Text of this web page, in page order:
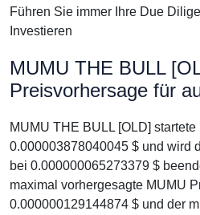
Führen Sie immer Ihre Due
Investieren
MUMU THE BULL
Preisvorhersage für
MUMU THE BULL [OLD]
0.000003878040045 $ und wird
bei 0.000000065273379 $
maximal vorhergesagte MUMU
0.000000129144874 $ und der